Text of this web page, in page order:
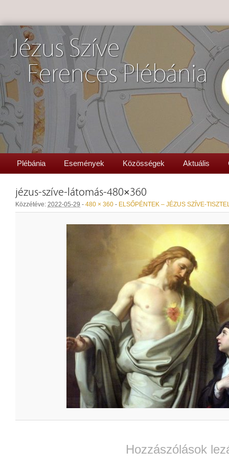
Jézus Szíve
Ferences Plébánia
Plébánia Események Közösségek Aktuális
jézus-szíve-látomás-480×360
Közzétéve: 2022-05-29 - 480 × 360 - ELSŐPÉNTEK – JÉZUS SZÍVE-
Hozzászólások